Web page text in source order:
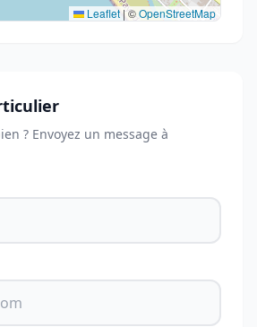
Leaflet |©OpenStreetMap
? Envoyez un message à